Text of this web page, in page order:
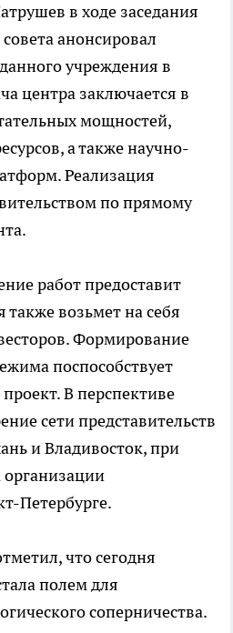
в ходе заседания
анонсировал
учреждения в
центра заключается в
мощностей,
а также научно-
Реализация
по прямому
работ предоставит
возьмет на себя
Формирование
поспособствует
В перспективе
сети представительств
и Владивосток, при
Петербурге.
что сегодня
полем для
соперничества.